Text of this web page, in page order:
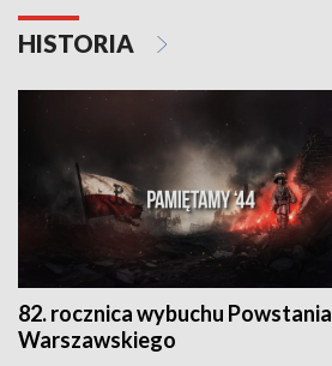
HISTORIA
82. rocznica wybuchu Powstania
Warszawskiego